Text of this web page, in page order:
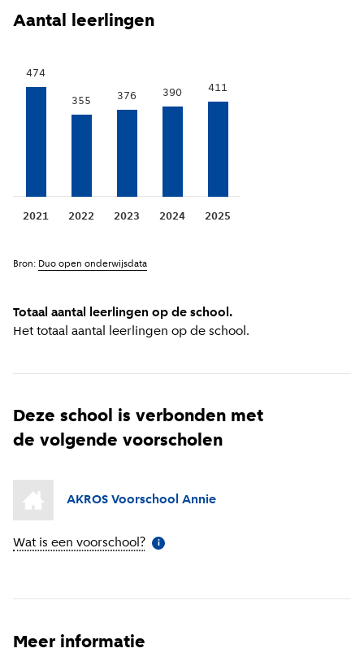
Aantal leerlingen
Totaal aantal leerlingen op de school.
Het totaal aantal leerlingen op de school.
2021
474
2022
355
2023
376
2024
390
2025
411
Bron: Duo open onderwijsdata
Deze school is verbonden met
de volgende voorscholen
AKROS Voorschool Annie
Wat is een voorschool? Meer informatie
i
Meer informatie